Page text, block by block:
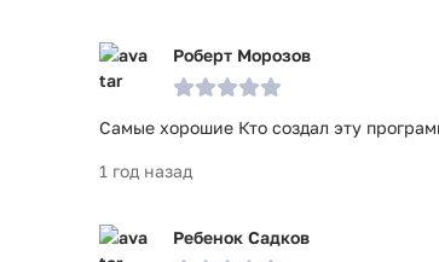
Роберт Морозов
Самые хорошие Кто создал эту
1 год назад
Ребенок Садков